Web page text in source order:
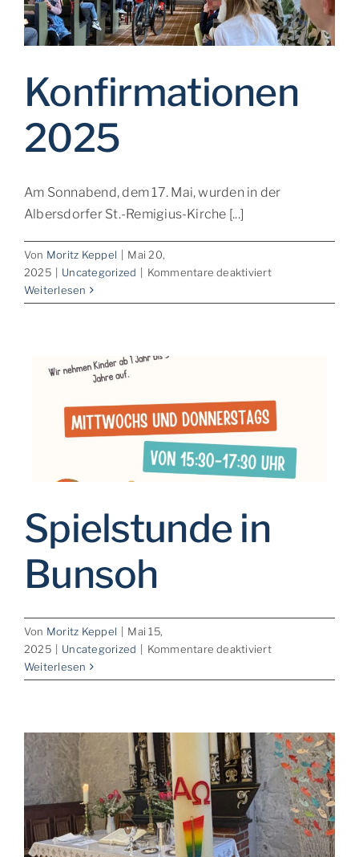
Konfirmationen
2025
Am Sonnabend, dem 17. Mai, wurden in der
Albersdorfer St.-Remigius-Kirche [...]
Von Moritz Keppel | Mai 20,
2025 | Uncategorized | Kommentare deaktiviertfür
2025
Weiterlesen
Spielstunde in
Bunsoh
Von Moritz Keppel
Mai 15,
2025
Uncategorized Kommentare deaktiviertfür
in
Weiterlesen